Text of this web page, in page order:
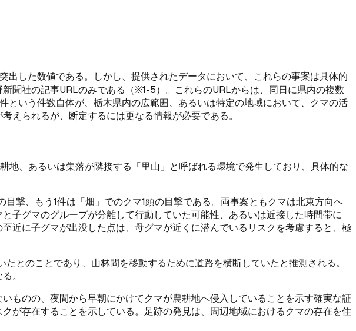
した数値である。しかし、提供されたデータにおいて、これらの事案は具体的
聞社の記事URLのみである（※1-5）。これらのURLからは、同日に県内の複数
いう件数自体が、栃木県内の広範囲、あるいは特定の地域において、クマの活
えられるが、断定するには更なる情報が必要である。
、あるいは集落が隣接する「里山」と呼ばれる環境で発生しており、具体的な
撃、もう1件は「畑」でのクマ1頭の目撃である。両事案ともクマは北東方向へ
子グマのグループが分離して行動していた可能性、あるいは近接した時間帯に
近に子グマが出没した点は、母グマが近くに潜んでいるリスクを考慮すると、極
とのことであり、山林間を移動するために道路を横断していたと推測される。
。
ものの、夜間から早朝にかけてクマが農耕地へ侵入していることを示す確実な証
が存在することを示している。足跡の発見は、周辺地域におけるクマの存在を住